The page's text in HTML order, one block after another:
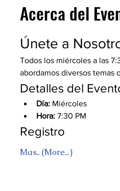
Acerca del
Únete a
Todos los miércoles a las
abordamos diversos temas
Detalles del
Día: Miércoles
Hora: 7:30 PM
Registro
Mas.. (More...)